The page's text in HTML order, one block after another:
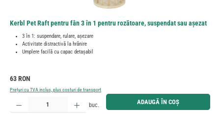
Kerbl Pet Raft pentru fân 3 în 1 pentru rozătoare, suspendat sau așezat
3 în 1: suspendare, rulare, așezare
Activitate distractivă la hrănire
Umplere facilă cu capac detașabil
Preț obișnuit:
63 RON
Prețuri cu TVA inclus, plus costuri de transport
Cantitate produs: Introduceți cantitatea dorită sau utilizați butoanele pentru a mări sau micșora
buc. ADAUGĂ ÎN COȘ